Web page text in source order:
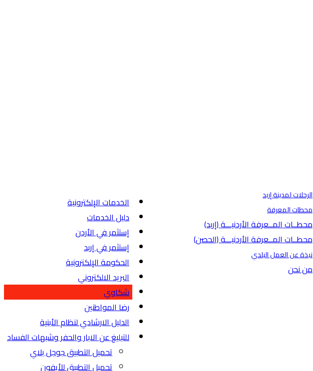
الخدمات الإلكترونية
دليل الخدمات
إستثمر في الأردن
إستثمر في إربد
الحكومة الإلكترونية
البريد الالكتروني
شكاوي
رضا المواطنين
الدليل الارشادي لنظام الأبنية
للتبليغ عن الابار والحفر وشبهات الفساد
تحميل التطبيق جوجل بلاي
تحميل التطبيق للأيفون
الرحلات لمدينة إربد
محطات المعرفة
محطــات المــعرفة الأردنيـــة (إربد)
محطــات المــعرفة الأردنيـــة (الحصن)
نبذة عن العمل البلدي
من نحن